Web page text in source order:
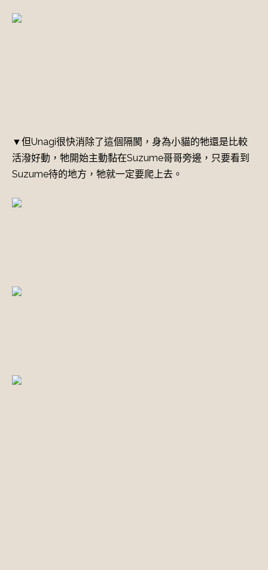
▼但Unagi很快消除了這個隔閡，身為小貓的牠還是比較
活潑好動，牠開始主動黏在Suzume哥哥旁邊，只要看到
Suzume待的地方，牠就一定要爬上去。